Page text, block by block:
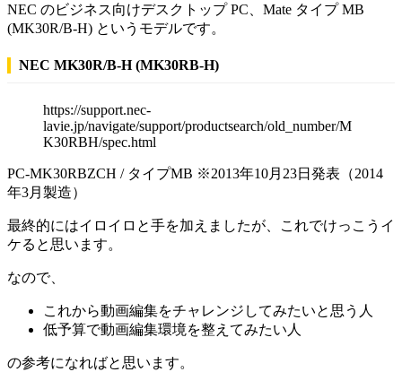
NEC のビジネス向けデスクトップ PC、Mate タイプ MB
(MK30R/B-H) というモデルです。
NEC MK30R/B-H (MK30RB-H)
https://support.nec-
lavie.jp/navigate/support/productsearch/old_number/M
K30RBH/spec.html
PC-MK30RBZCH / タイプMB ※2013年10月23日発表（2014
年3月製造）
最終的にはイロイロと手を加えましたが、これでけっこうイ
ケると思います。
なので、
これから動画編集をチャレンジしてみたいと思う人
低予算で動画編集環境を整えてみたい人
の参考になればと思います。